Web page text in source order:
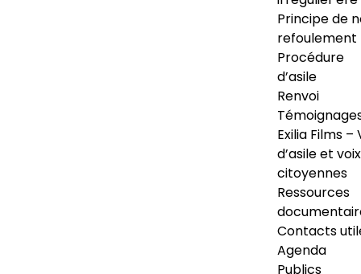
Principe de
refoulement
Procédure
d’asile
Renvoi
Exilia Films –
d’asile et voix
citoyennes
Ressources
Contacts
Agenda
Publics